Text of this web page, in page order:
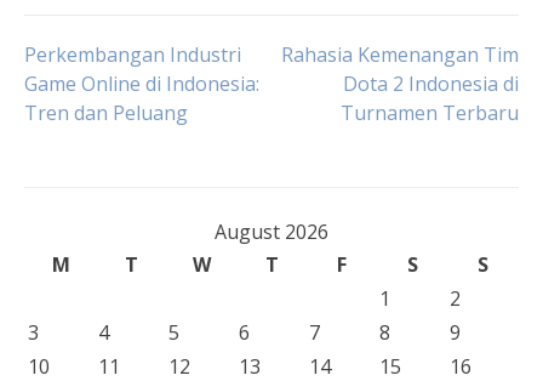
Post
navigation
Perkembangan Industri
Game Online di Indonesia:
Tren dan Peluang
Rahasia Kemenangan Tim
Dota 2 Indonesia di
Turnamen Terbaru
August 2026
M
T W T F S
S
1
2
3
4 5 6 7 8
9
10
11 12 13 14 15
16